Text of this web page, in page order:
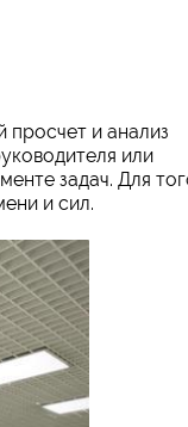
просчет и анализ
или
задач. Для
и сил.